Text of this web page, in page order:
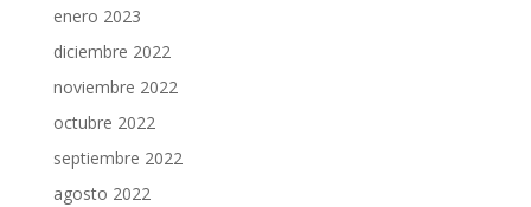
enero 2023
diciembre 2022
noviembre 2022
octubre 2022
septiembre 2022
agosto 2022